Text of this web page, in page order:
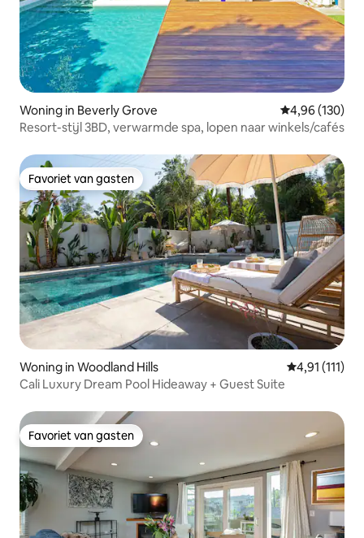
Woning in Beverly Grove Gemiddelde
4,96 (130)
Resort-stijl 3BD, verwarmde spa, lopen naar winkels/cafés
Favoriet van gasten
Favoriet van gasten
Woning in Woodland Hills Gemiddelde
4,91 (111)
Cali Luxury Dream Pool Hideaway + Guest Suite
Favoriet van gasten
Favoriet van gasten